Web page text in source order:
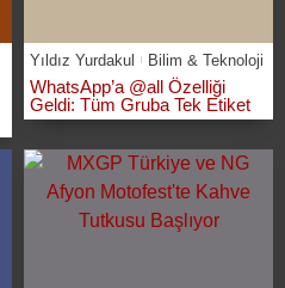
Yıldız Yurdakul Bilim & Teknoloji
WhatsApp’a @all Özelliği
Geldi: Tüm Gruba Tek Etiket